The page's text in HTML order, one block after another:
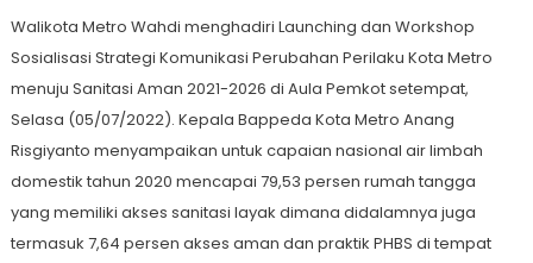
Walikota Metro Wahdi menghadiri Launching dan Workshop
Sosialisasi Strategi Komunikasi Perubahan Perilaku Kota Metro
menuju Sanitasi Aman 2021-2026 di Aula Pemkot setempat,
Selasa (05/07/2022). Kepala Bappeda Kota Metro Anang
Risgiyanto menyampaikan untuk capaian nasional air limbah
domestik tahun 2020 mencapai 79,53 persen rumah tangga
yang memiliki akses sanitasi layak dimana didalamnya juga
termasuk 7,64 persen akses aman dan praktik PHBS di tempat